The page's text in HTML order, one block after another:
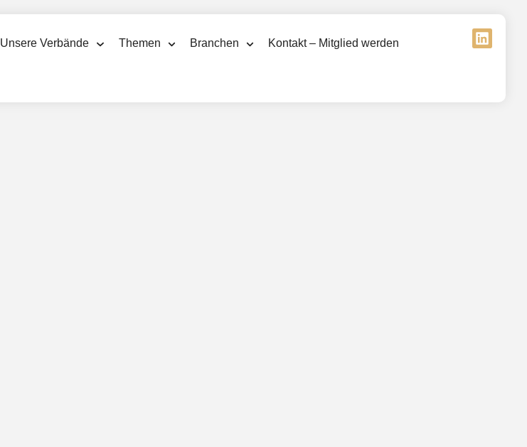
Unsere Verbände Themen Branchen Kontakt – Mitglied werden